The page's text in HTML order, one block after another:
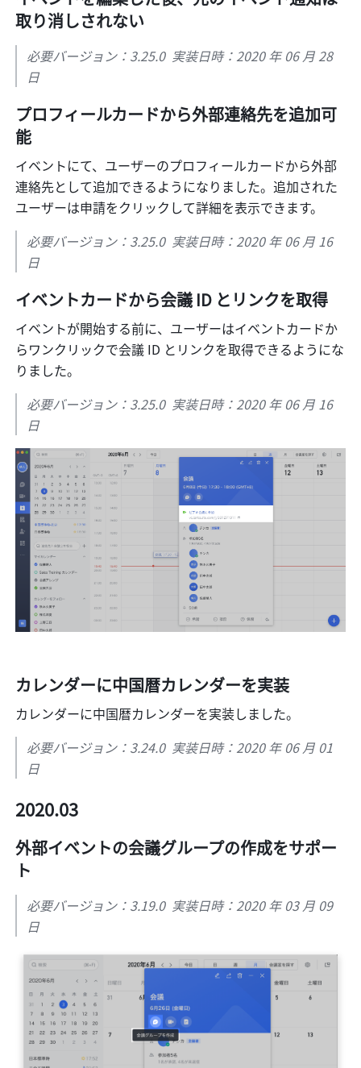
取り消しされない
必要バージョン：3.25.0  実装日時：2020 年 06 月 28
日
プロフィールカードから外部連絡先を追加可
能
イベントにて、ユーザーのプロフィールカードから外部
連絡先として追加できるようになりました。追加された
ユーザーは申請をクリックして詳細を表示できます。
必要バージョン：3.25.0  実装日時：2020 年 06 月 16
日
イベントカードから会議 ID とリンクを取得
イベントが開始する前に、ユーザーはイベントカードか
らワンクリックで会議 ID とリンクを取得できるようにな
りました。
必要バージョン：3.25.0  実装日時：2020 年 06 月 16
日
カレンダーに中国暦カレンダーを実装
カレンダーに中国暦カレンダーを実装しました。
必要バージョン：3.24.0  実装日時：2020 年 06 月 01
日
2020.03
外部イベントの会議グループの作成をサポー
ト
必要バージョン：3.19.0  実装日時：2020 年 03 月 09
日